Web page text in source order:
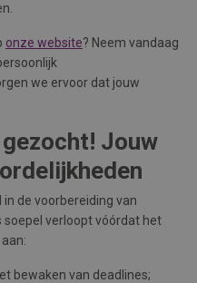
onze website? Neem vandaag
we ervoor dat jouw
Jouw
de voorbereiding van
verloopt vóórdat het
bewaken van deadlines;